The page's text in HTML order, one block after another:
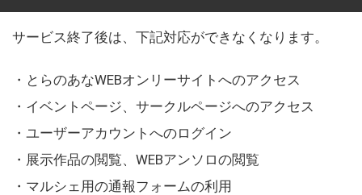
サービス終了後は、下記対応ができなくなります。
・とらのあなWEBオンリーサイトへのアクセス
・イベントページ、サークルページへのアクセス
・ユーザーアカウントへのログイン
・展示作品の閲覧、WEBアンソロの閲覧
・マルシェ用の通報フォームの利用